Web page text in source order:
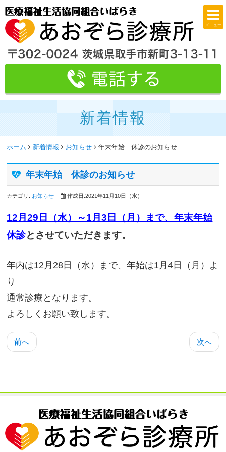
メニュー
新着情報
ホーム 新着情報 お知らせ 年末年始 休診のお知らせ
年末年始 休診のお知らせ
カテゴリ: お知らせ 作成日:2021年11月10日（水）
12月29日（水）～1月3日（月）まで、年末年始
休診とさせていただきます。
年内は12月28日（水）まで、年始は1月4日（月）よ
り
通常診療となります。
よろしくお願い致します。
前へ 次へ